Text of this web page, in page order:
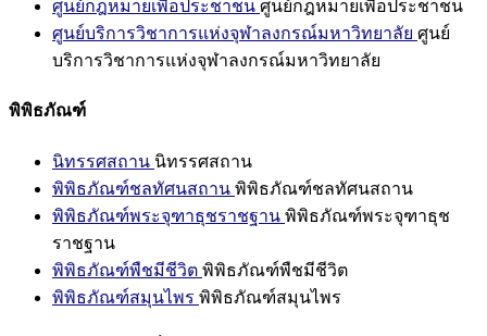
ศูนย์กฎหมายเพื่อประชาชน ศูนย์กฎหมายเพื่อประชาชน
ศูนย์บริการวิชาการแห่งจุฬาลงกรณ์มหาวิทยาลัย ศูนย์
บริการวิชาการแห่งจุฬาลงกรณ์มหาวิทยาลัย
พิพิธภัณฑ์
นิทรรศสถาน นิทรรศสถาน
พิพิธภัณฑ์ชลทัศนสถาน พิพิธภัณฑ์ชลทัศนสถาน
พิพิธภัณฑ์พระจุฑาธุชราชฐาน พิพิธภัณฑ์พระจุฑาธุช
ราชฐาน
พิพิธภัณฑ์พืชมีชีวิต พิพิธภัณฑ์พืชมีชีวิต
พิพิธภัณฑ์สมุนไพร พิพิธภัณฑ์สมุนไพร